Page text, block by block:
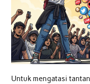
Untuk mengatasi